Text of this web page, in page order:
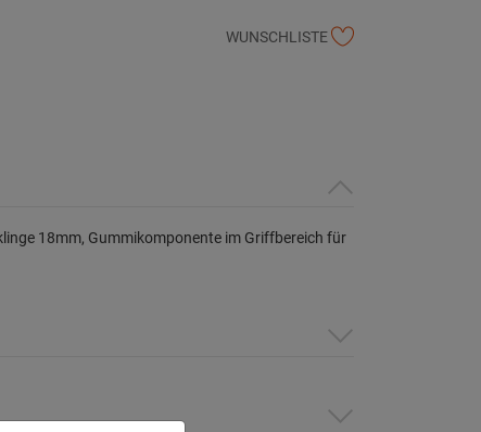
WUNSCHLISTE
18mm, Gummikomponente im Griffbereich für